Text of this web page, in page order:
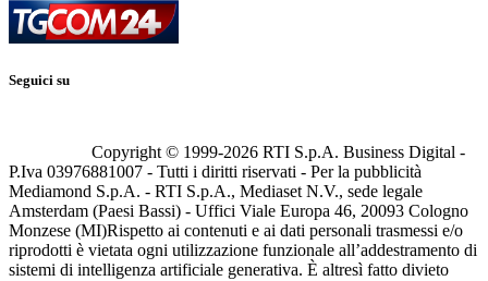
Seguici su
Copyright © 1999-2026 RTI S.p.A. Business Digital -
P.Iva 03976881007 - Tutti i diritti riservati - Per la pubblicità
Mediamond S.p.A. - RTI S.p.A., Mediaset N.V., sede legale
Amsterdam (Paesi Bassi) - Uffici Viale Europa 46, 20093 Cologno
Monzese (MI)Rispetto ai contenuti e ai dati personali trasmessi e/o
riprodotti è vietata ogni utilizzazione funzionale all’addestramento di
sistemi di intelligenza artificiale generativa. È altresì fatto divieto